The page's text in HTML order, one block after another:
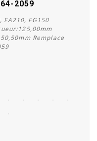
2059
FG150
Remplace